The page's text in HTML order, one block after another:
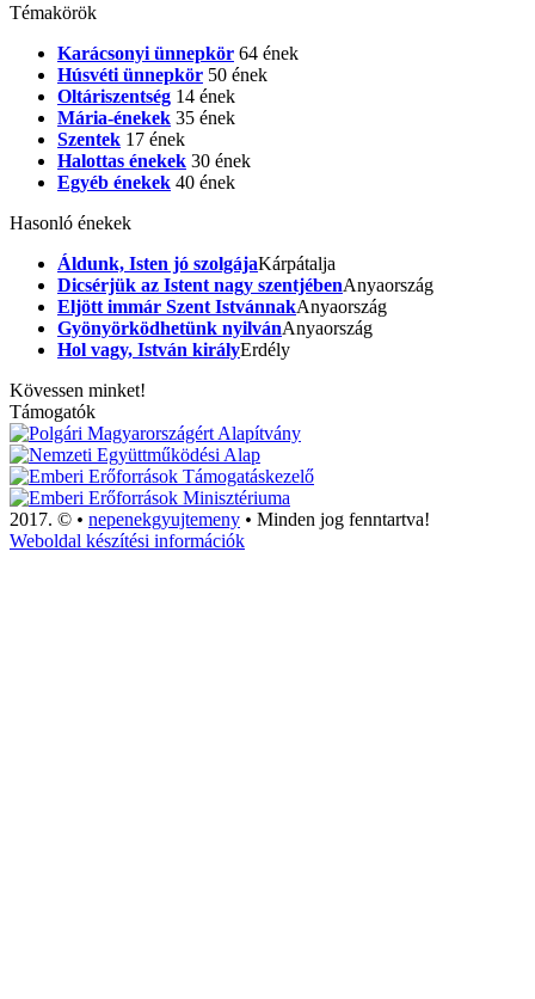
Témakörök
Karácsonyi ünnepkör 64 ének
Húsvéti ünnepkör 50 ének
Oltáriszentség 14 ének
Mária-énekek 35 ének
Szentek 17 ének
Halottas énekek 30 ének
Egyéb énekek 40 ének
Hasonló énekek
Áldunk, Isten jó szolgájaKárpátalja
Dicsérjük az Istent nagy szentjébenAnyaország
Eljött immár Szent IstvánnakAnyaország
Gyönyörködhetünk nyilvánAnyaország
Hol vagy, István királyErdély
Kövessen minket!
Támogatók
2017. © • nepenekgyujtemeny • Minden jog fenntartva!
Weboldal készítési információk